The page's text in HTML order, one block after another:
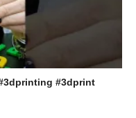
#3dprint